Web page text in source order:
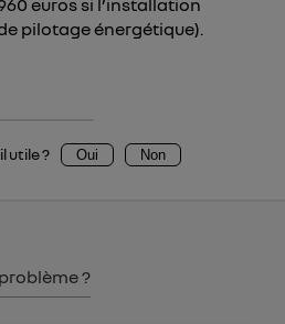
euros si l’installation
pilotage énergétique).
utile ? Oui Non
?
tout moment retirer ce
d’Utiq ("
Utiq » en bas de ce site.
d'Utiq